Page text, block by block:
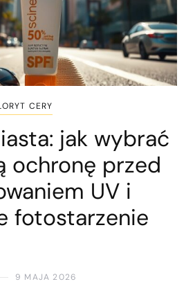
CERY
jak wybrać
ochronę przed
UV i
fotostarzenie
9 MAJA 2026